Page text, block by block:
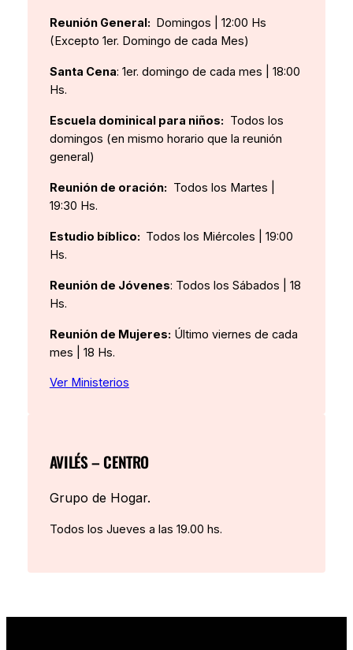
Reunión General: Domingos | 12:00 Hs
(Excepto 1er. Domingo de cada Mes)
Santa Cena: 1er. domingo de cada mes | 18:00
Hs.
Escuela dominical para niños: Todos los
domingos (en mismo horario que la reunión
general)
Reunión de oración: Todos los Martes |
19:30 Hs.
Estudio bíblico: Todos los Miércoles | 19:00
Hs.
Reunión de Jóvenes: Todos los Sábados | 18
Hs.
Reunión de Mujeres: Último viernes de cada
mes | 18 Hs.
Ver Ministerios
AVILÉS – CENTRO
Grupo de Hogar.
Todos los Jueves a las 19.00 hs.